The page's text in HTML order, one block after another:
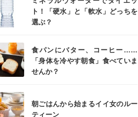
ト！「硬水」と「軟水」どっちを
選ぶ？
食パンにバター、コーヒー……
「身体を冷やす朝食」食べていま
せんか？
朝ごはんから始まるイイ女のルー
ティーン